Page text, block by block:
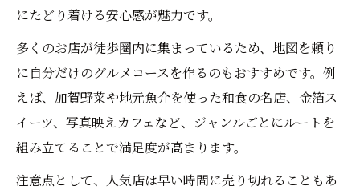
にたどり着ける安心感が魅力です。
多くのお店が徒歩圏内に集まっているため、地図を頼り
に自分だけのグルメコースを作るのもおすすめです。例
えば、加賀野菜や地元魚介を使った和食の名店、金箔ス
イーツ、写真映えカフェなど、ジャンルごとにルートを
組み立てることで満足度が高まります。
注意点として、人気店は早い時間に売り切れることもあ